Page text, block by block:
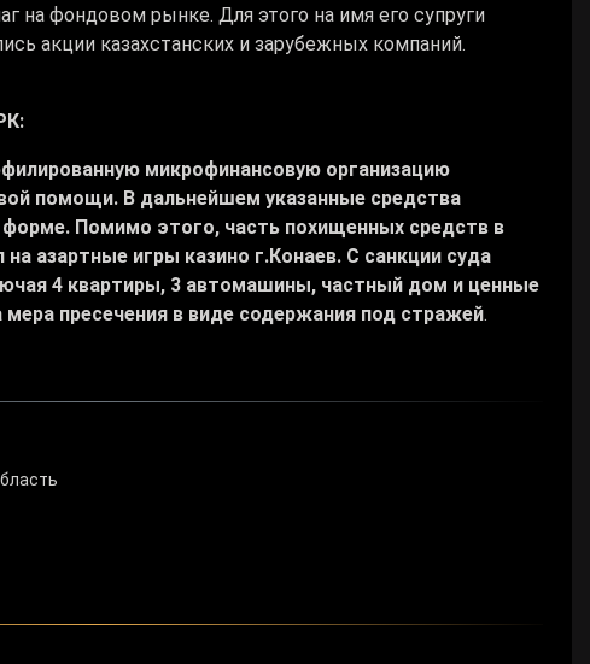
на фондовом рынке. Для этого на имя его супруги
акции казахстанских и зарубежных компаний.
микрофинансовую организацию
помощи. В дальнейшем указанные средства
Помимо этого, часть похищенных средств в
азартные игры казино г.Конаев. С санкции суда
4 квартиры, 3 автомашины, частный дом и ценные
пресечения в виде содержания под стражей.